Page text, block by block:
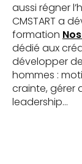
aussi régner
CMSTART a
formation
dédié aux
développer
hommes :
crainte, gérer
leadership…